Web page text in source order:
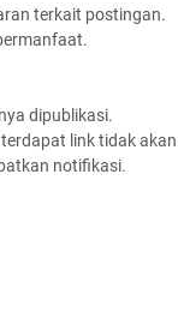
terkait postingan.
dipublikasi.
link tidak
notifikasi.